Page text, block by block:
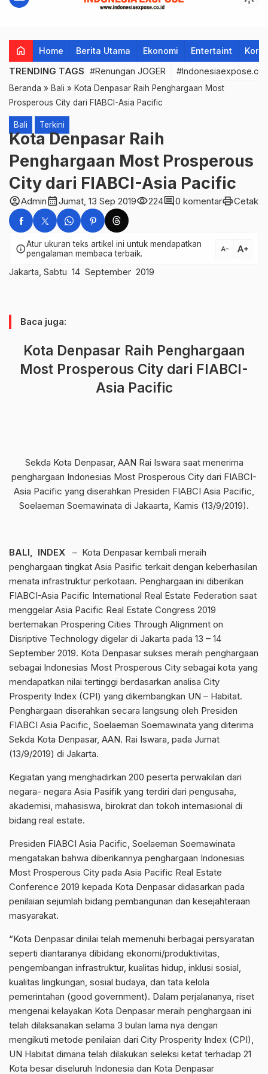
home Home Berita Utama Ekonomi Entertaint
TRENDING TAGS #Renungan JOGER
Beranda » Bali » Kota Denpasar Raih Penghargaan Most
Prosperous City dari FIABCI-Asia Pacific
Bali Terkini
Kota Denpasar Raih
Penghargaan Most Prosperous
City dari FIABCI-Asia Pacific
account_circleAdmincalendar_monthJumat, 13 Sep 2019visibility224comment0 komentarprintCetak
infoAtur ukuran teks artikel ini untuk mendapatkan
pengalaman membaca terbaik.
text_decrease text_increase
Jakarta, Sabtu 14 September 2019
Baca juga:
Kota Denpasar Raih Penghargaan
Most Prosperous City dari FIABCI-
Asia Pacific
Sekda Kota Denpasar, AAN Rai Iswara saat menerima
penghargaan Indonesias Most Prosperous City dari FIABCI-
Asia Pacific yang diserahkan Presiden FIABCI Asia Pacific,
Soelaeman Soemawinata di Jakaarta, Kamis (13/9/2019).
BALI, INDEX – Kota Denpasar kembali meraih
penghargaan tingkat Asia Pasific terkait dengan keberhasilan
menata infrastruktur perkotaan. Penghargaan ini diberikan
FIABCI-Asia Pacific International Real Estate Federation saat
menggelar Asia Pacific Real Estate Congress 2019
bertemakan Prospering Cities Through Alignment on
Disriptive Technology digelar di Jakarta pada 13 – 14
September 2019. Kota Denpasar sukses meraih penghargaan
sebagai Indonesias Most Prosperous City sebagai kota yang
mendapatkan nilai tertinggi berdasarkan analisa City
Prosperity Index (CPI) yang dikembangkan UN – Habitat.
Penghargaan diserahkan secara langsung oleh Presiden
FIABCI Asia Pacific, Soelaeman Soemawinata yang diterima
Sekda Kota Denpasar, AAN. Rai Iswara, pada Jumat
(13/9/2019) di Jakarta.
Kegiatan yang menghadirkan 200 peserta perwakilan dari
negara- negara Asia Pasifik yang terdiri dari pengusaha,
akademisi, mahasiswa, birokrat dan tokoh internasional di
bidang real estate.
Presiden FIABCI Asia Pacific, Soelaeman Soemawinata
mengatakan bahwa diberikannya penghargaan Indonesias
Most Prosperous City pada Asia Pacific Real Estate
Conference 2019 kepada Kota Denpasar didasarkan pada
penilaian sejumlah bidang pembangunan dan kesejahteraan
masyarakat.
“Kota Denpasar dinilai telah memenuhi berbagai persyaratan
seperti diantaranya dibidang ekonomi/produktivitas,
pengembangan infrastruktur, kualitas hidup, inklusi sosial,
kualitas lingkungan, sosial budaya, dan tata kelola
pemerintahan (good government). Dalam perjalananya, riset
mengenai kelayakan Kota Denpasar meraih penghargaan ini
telah dilaksanakan selama 3 bulan lama nya dengan
mengikuti metode penilaian dari City Prosperity Index (CPI),
UN Habitat dimana telah dilakukan seleksi ketat terhadap 21
Kota besar diseluruh Indonesia dan Kota Denpasar